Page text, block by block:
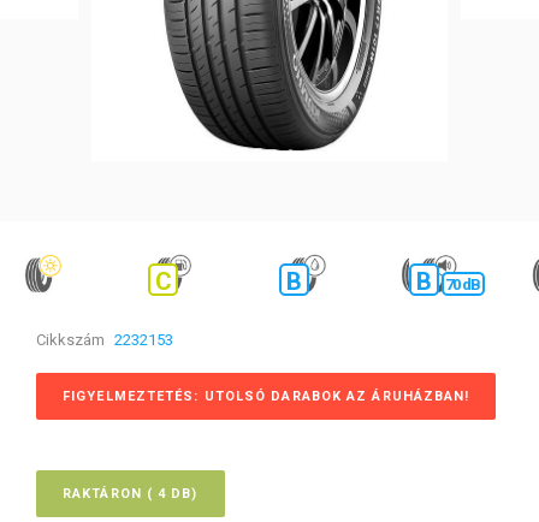
C B B 70 dB
Cikkszám 2232153
FIGYELMEZTETÉS: UTOLSÓ DARABOK AZ ÁRUHÁZBAN!
RAKTÁRON ( 4 DB)